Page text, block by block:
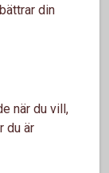
inte
appen,
din
när du vill,
du är